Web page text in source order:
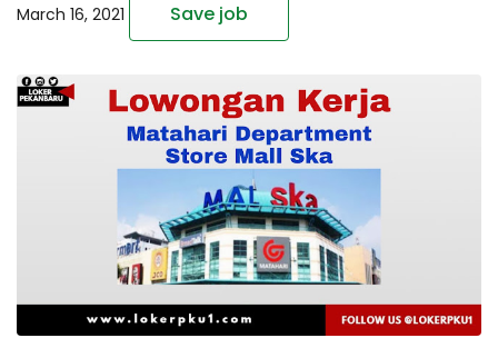
March 16, 2021 Save job